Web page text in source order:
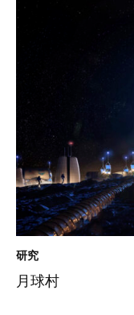
最旧的
研究
月球村